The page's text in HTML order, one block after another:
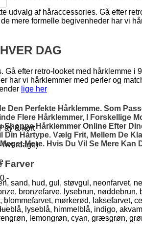
& kort
hverdage)
udvalg af håraccessories. Gå efter
mere formelle begivenheder har vi
DAG
Gå efter retro-looket med hårklemme
har vi hårklemmer med perler og
lige her
Den Perfekte Hårklemme. Som
Flere Hårklemmer, I Forskellige
Shoppe Hårklemmer Online Efter
Din Hårtype. Vælg Frit, Mellem De
Mere. Hvis Du Vil Se Mere Kan
Farver
sand, hud, gul, støvgul, neonfarvet,
bronzefarve, lysebrun,
mørkerød, laksefarvet,
lyseblå, himmelblå, indigo,
lemongrøn, cyan, græsgrøn,